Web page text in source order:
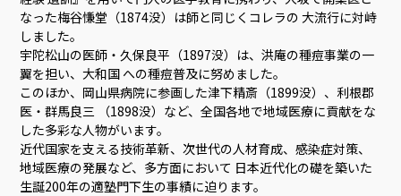
なった梅谷慊堂（1874没）は師と同じくコレラの 大流行に対峙
しました。
宇陀松山の医師・久保良平（1897没）は、洪庵の種痘事業の一
翼を担い、大和国 への種痘普及に努めました。
このほか、岡山県病院に参画した津下精斎（1899没）、利根郡
医・群馬良三 （1898没）など、全国各地で地域医療に貢献をな
した多彩な人物がいます。
近代国家を支える技術革新、次世代の人材育成、感染症対策、
地域医療の発展など、多方面において 日本近代化の礎を築いた
生誕200年の適塾門下生の事績に迫ります。